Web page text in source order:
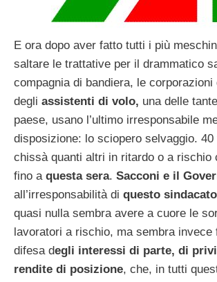
E ora dopo aver fatto tutti i più
saltare le trattative per il drammatico
compagnia di bandiera, le corporazioni
degli assistenti di volo, una delle
paese, usano l’ultimo irresponsabile
disposizione: lo sciopero selvaggio.
chissà quanti altri in ritardo o a rischio
fino a questa sera. Sacconi e il
all’irresponsabilità di questo sindacato
quasi nulla sembra avere a cuore le
lavoratori a rischio, ma sembra invece
difesa degli interessi di parte, di
rendite di posizione, che, in tutti